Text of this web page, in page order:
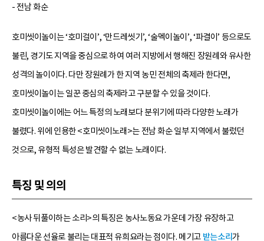
- 전남 화순
호미씻이놀이는 ‘호미걸이’, ‘만드레씻기’, ‘술멕이놀이’, ‘파결이’ 등으로도
불린, 경기도 지역을 중심으로 하여 여러 지방에서 행해진 장원례와 유사한
성격의 놀이이다. 다만 장원례가 한 지역 농민 전체의 축제라 한다면,
호미씻이놀이는 일꾼 중심의 축제라고 구분할 수 있을 것이다.
호미씻이놀이에는 어느 특정의 노래보다 분위기에 따라 다양한 노래가
불렸다. 위에 인용한 <호미씻이노래>는 전남 화순 일부 지역에서 불렀던
것으로, 유형적 특성은 발견할 수 없는 노래이다.
특징 및 의의
<농사 뒤풀이하는 소리>의 특징은 농사노동요 가운데 가장 유장하고
아름다운 선율로 불리는 대표적 유희요라는 점이다. 메기고 받는소리가